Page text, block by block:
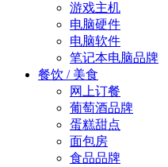
游戏主机
电脑硬件
电脑软件
笔记本电脑品牌
餐饮 / 美食
网上订餐
葡萄酒品牌
蛋糕甜点
面包房
食品品牌